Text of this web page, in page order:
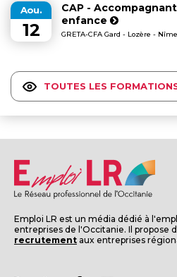
Aou.
12
CAP -
enfance
GRETA-CFA Gard - Lozère -
TOUTES LES
Emploi LR est un média dédié à
entreprises de l'Occitanie. Il propose
recrutement aux entreprises